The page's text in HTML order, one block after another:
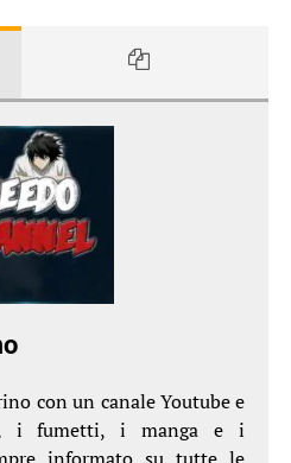
con un canale Youtube e
i fumetti, i manga e i
informato su tutte le